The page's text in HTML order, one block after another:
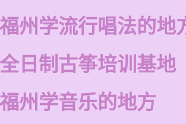
福州学流行唱法的地
全日制古筝培训基地
福州学音乐的地方